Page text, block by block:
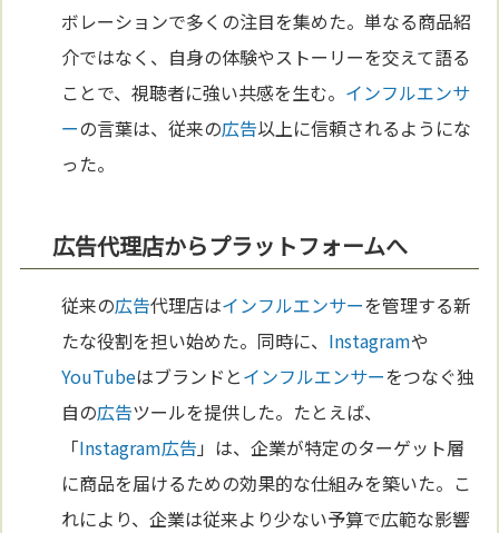
ボレーションで多くの注目を集めた。単なる商品紹
介ではなく、自身の体験やストーリーを交えて語る
ことで、視聴者に強い共感を生む。 インフルエンサ
ーの言葉は、従来の広告以上に信頼されるようにな
った。
広告代理店からプラットフォームへ
従来の広告代理店はインフルエンサーを管理する新
たな役割を担い始めた。同時に、 Instagramや
YouTubeはブランドとインフルエンサーをつなぐ独
自の広告ツールを提供した。たとえば、
「Instagram広告 」は、企業が特定のターゲット層
に商品を届けるための効果的な仕組みを築いた。こ
れにより、企業は従来より少ない予算で広範な影響